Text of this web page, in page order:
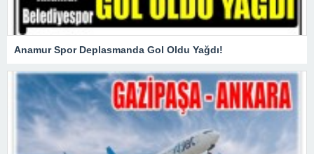
Anamur Spor Deplasmanda Gol Oldu Yağdı!